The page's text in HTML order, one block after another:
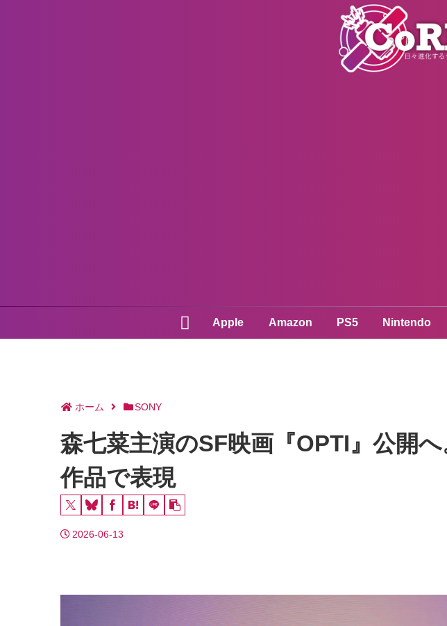
Apple Amazon PS5 Nintendo
ホーム SONY
森七菜主演のSF映画『OPTI』公開
作品で表現
2026-06-13